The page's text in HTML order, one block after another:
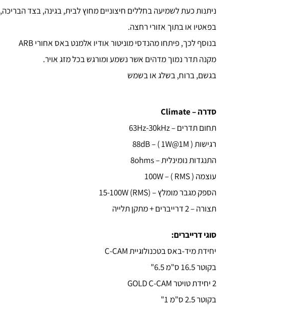
ניתנות כעת לשמיעה בחללים חיצוניים מחוץ לבית, בגינה, בצד הבריכה,
בפאטיו או בתוך אזורי רחצה.
בנוסף לכך, פיתחו מהנדסי מוניטור אודיו אלמנט באס אחורי ARB
מקנה תדר נמוך מדהים אשר נשמע ומורגש בכל מזג אויר.
בגשם, ברוח, בשלג או בשמש
סדרה – Climate
תחום תדרים – 63Hz-30kHz
רגישות ( 88dB – ( 1W@1M
התנגדות נומינלית – 8ohms
עוצמה ( 100W – ( RMS
הספק מגבר מומלץ – (15-100W (RMS
תצורה – 2 דרייברים + מתקן תלייה
סוגי דרייברים:
יחידת מיד-באס בטכנולוגיית C-CAM
בקוטר 16.5 ס"מ 6.5"
2 יחידת טויטר GOLD C-CAM
בקוטר 2.5 ס"מ 1"